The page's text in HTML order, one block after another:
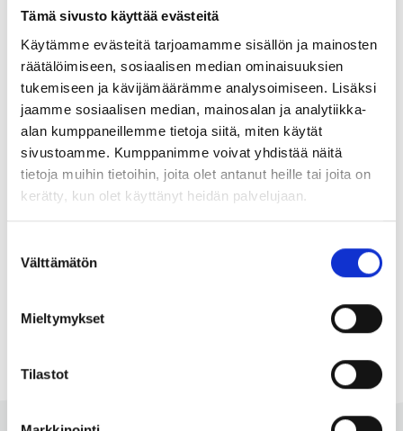
Tämä sivusto käyttää evästeitä
Käytämme evästeitä tarjoamamme sisällön ja mainosten
räätälöimiseen, sosiaalisen median ominaisuuksien
tukemiseen ja kävijämäärämme analysoimiseen. Lisäksi
jaamme sosiaalisen median, mainosalan ja analytiikka-
alan kumppaneillemme tietoja siitä, miten käytät
sivustoamme. Kumppanimme voivat yhdistää näitä
tietoja muihin tietoihin, joita olet antanut heille tai joita on
kerätty, kun olet käyttänyt heidän palvelujaan.
valinta
Välttämätön
Mieltymykset
Tilastot
sociedad limitada Sukol-Palvelu Oy, que produce y vende
material didáctico, por ejemplo exámenes de lenguas.
Puedes seguirnos por Facebook Instagram o LinkedIn
Contáctanos
Dirección: Ratamestarinkatu 11, 00520 Helsinki,
Finlandia